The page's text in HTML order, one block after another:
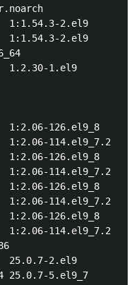
1:1.54.3-2.el9
1:1.54.3-2.el9
1.2.30-1.el9
126.el9_8   rhel-
1:2.06-114.el9_7.2
126.el9_8   rhel-
1:2.06-114.el9_7.2
126.el9_8   rhel-
1:2.06-114.el9_7.2
1:2.06-126.el9_8
1:2.06-114.el9_7.2
25.0.7-2.el9
25.0.7-5.el9_7